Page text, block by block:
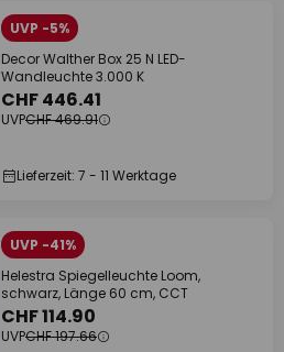
UVP -5%
Decor Walther Box 25 N LED-
Wandleuchte 3.000 K
CHF 446.41
UVPCHF 469.91
Lieferzeit: 7 - 11 Werktage
UVP -41%
Helestra Spiegelleuchte Loom,
schwarz, Länge 60 cm, CCT
CHF 114.90
UVPCHF 197.66